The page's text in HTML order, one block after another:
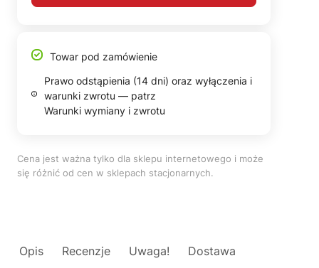
Towar pod zamówienie
Prawo odstąpienia (14 dni) oraz wyłączenia i
warunki zwrotu — patrz
Warunki wymiany i zwrotu
Cena jest ważna tylko dla sklepu internetowego i może
się różnić od cen w sklepach stacjonarnych.
Opis Recenzje Uwaga! Dostawa